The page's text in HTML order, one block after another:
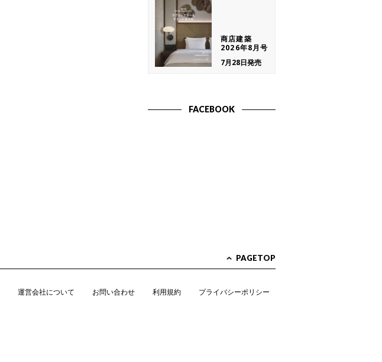
商店建築
2026年8月号
7月28日発売
FACEBOOK
PAGETOP
運営会社について お問い合わせ 利用規約 プライバシーポリシー